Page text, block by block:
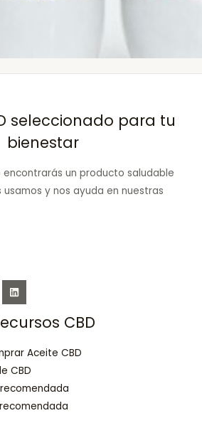
seleccionado para tu
bienestar
encontrarás un producto saludable
y nos ayuda en nuestras
CBD
Aceite CBD
CBD